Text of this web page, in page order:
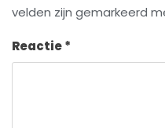
velden zijn gemarkeerd
Reactie*